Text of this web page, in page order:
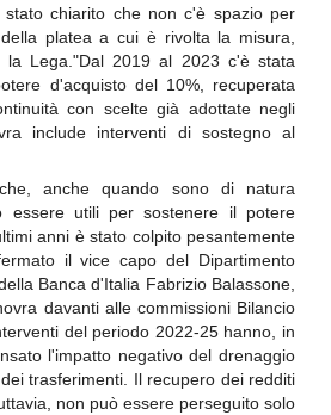
chiarito che non c'è spazio per
platea a cui è rivolta la misura,
la Lega."Dal 2019 al 2023 c'è stata
d'acquisto del 10%, recuperata
con scelte già adottate negli
include interventi di sostegno al
anche quando sono di natura
essere utili per sostenere il potere
anni è stato colpito pesantemente
il vice capo del Dipartimento
Banca d'Italia Fabrizio Balassone,
davanti alle commissioni Bilancio
del periodo 2022-25 hanno, in
l'impatto negativo del drenaggio
trasferimenti. Il recupero dei redditi
non può essere perseguito solo